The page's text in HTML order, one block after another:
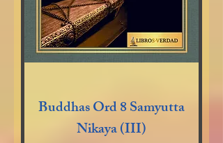
Buddhas Ord 8 Samyutta
Nikaya (III)